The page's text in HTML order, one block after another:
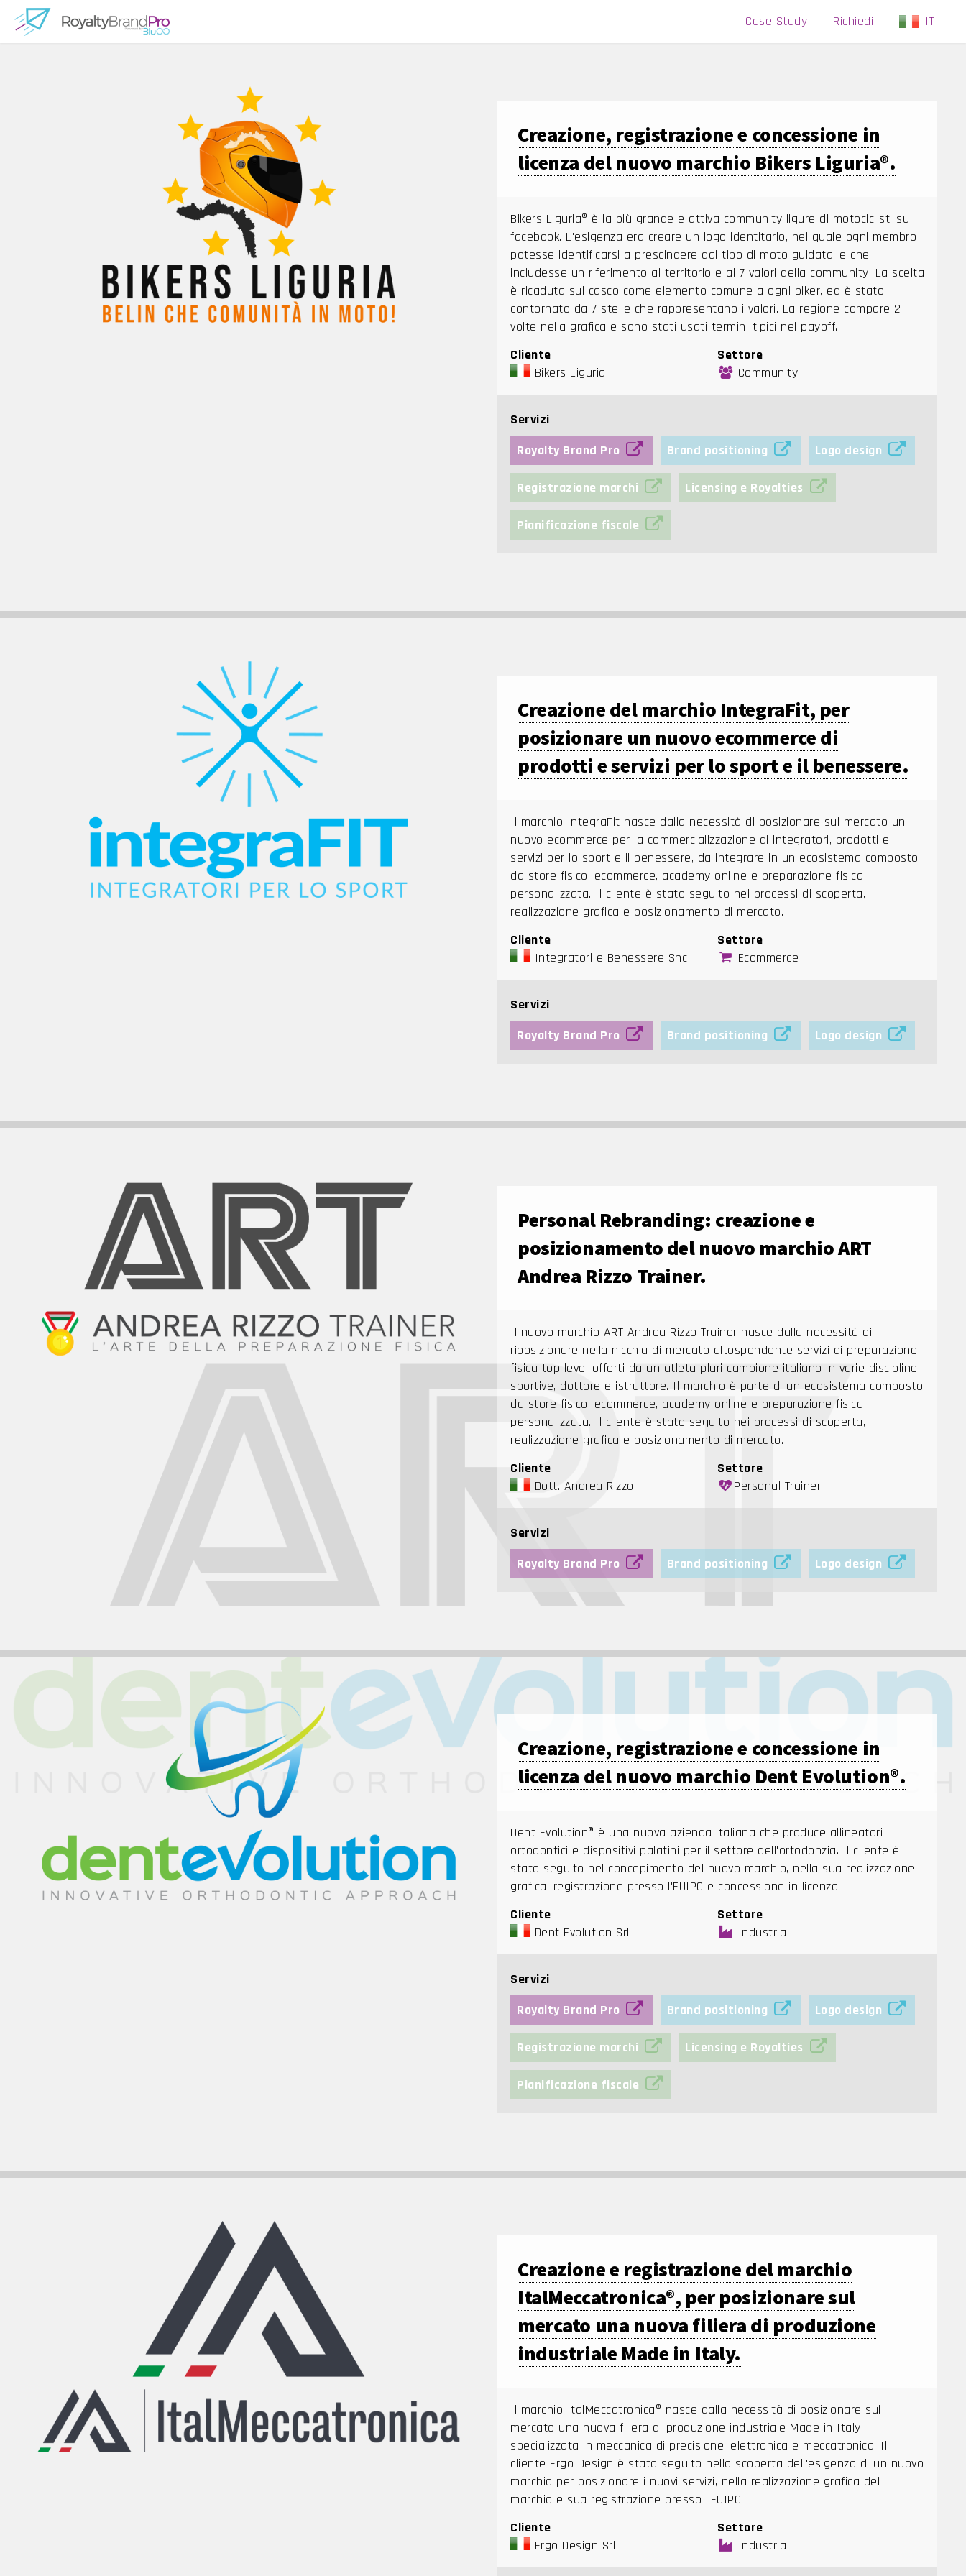
Case Study Richiedi IT
Creazione, registrazione e concessione in
licenza del nuovo marchio Bikers Liguria®.
Bikers Liguria® è la più grande e attiva community ligure di motociclisti su
facebook. L'esigenza era creare un logo identitario, nel quale ogni membro
potesse identificarsi a prescindere dal tipo di moto guidata, e che
includesse un riferimento al territorio e ai 7 valori della community. La scelta
è ricaduta sul casco come elemento comune a ogni biker, ed è stato
contornato da 7 stelle che rappresentano i valori. La regione compare 2
volte nella grafica e sono stati usati termini tipici nel payoff.
Cliente
Bikers Liguria
Settore
Community
Servizi
Royalty Brand Pro
Brand positioning Logo design
Registrazione marchi Licensing e Royalties
Pianificazione fiscale
Creazione del marchio IntegraFit, per
posizionare un nuovo ecommerce di
prodotti e servizi per lo sport e il benessere.
Il marchio IntegraFit nasce dalla necessità di posizionare sul mercato un
nuovo ecommerce per la commercializzazione di integratori, prodotti e
servizi per lo sport e il benessere, da integrare in un ecosistema composto
da store fisico, ecommerce, academy online e preparazione fisica
personalizzata. Il cliente è stato seguito nei processi di scoperta,
realizzazione grafica e posizionamento di mercato.
Cliente
Integratori e Benessere Snc
Settore
Ecommerce
Servizi
Royalty Brand Pro
Brand positioning Logo design
Personal Rebranding: creazione e
posizionamento del nuovo marchio ART
Andrea Rizzo Trainer.
Il nuovo marchio ART Andrea Rizzo Trainer nasce dalla necessità di
riposizionare nella nicchia di mercato altospendente servizi di preparazione
fisica top level offerti da un atleta pluri campione italiano in varie discipline
sportive, dottore e istruttore. Il marchio è parte di un ecosistema composto
da store fisico, ecommerce, academy online e preparazione fisica
personalizzata. Il cliente è stato seguito nei processi di scoperta,
realizzazione grafica e posizionamento di mercato.
Cliente
Dott. Andrea Rizzo
Settore
Personal Trainer
Servizi
Royalty Brand Pro
Brand positioning Logo design
Creazione, registrazione e concessione in
licenza del nuovo marchio Dent Evolution®.
Dent Evolution® è una nuova azienda italiana che produce allineatori
ortodontici e dispositivi palatini per il settore dell'ortodonzia. Il cliente è
stato seguito nel concepimento del nuovo marchio, nella sua realizzazione
grafica, registrazione presso l'EUIPO e concessione in licenza.
Cliente
Dent Evolution Srl
Settore
Industria
Servizi
Royalty Brand Pro
Brand positioning Logo design
Registrazione marchi Licensing e Royalties
Pianificazione fiscale
Creazione e registrazione del marchio
ItalMeccatronica®, per posizionare sul
mercato una nuova filiera di produzione
industriale Made in Italy.
Il marchio ItalMeccatronica® nasce dalla necessità di posizionare sul
mercato una nuova filiera di produzione industriale Made in Italy
specializzata in meccanica di precisione, elettronica e meccatronica. Il
cliente Ergo Design è stato seguito nella scoperta dell'esigenza di un nuovo
marchio per posizionare i nuovi servizi, nella realizzazione grafica del
marchio e sua registrazione presso l'EUIPO.
Cliente
Ergo Design Srl
Settore
Industria